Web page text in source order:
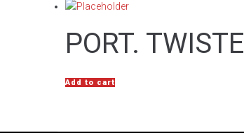
PORT.
Add to cart